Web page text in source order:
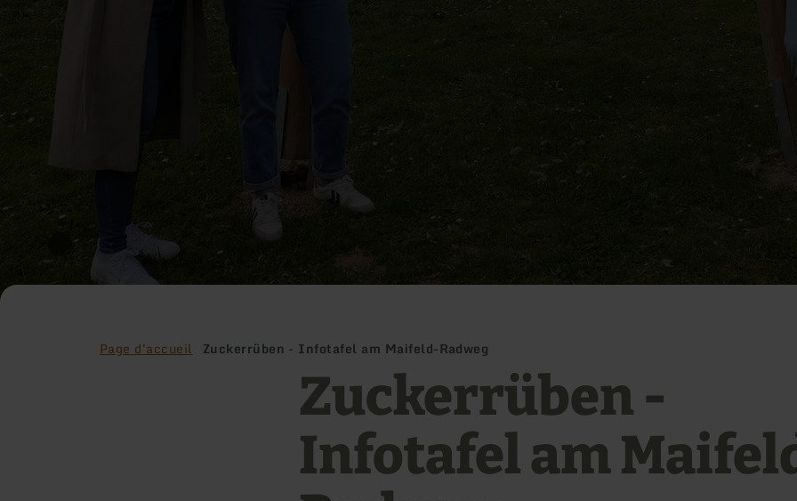
Page d'accueil Zuckerrüben - Infotafel am Maifeld-Radweg
Zuckerrüben -
Infotafel am